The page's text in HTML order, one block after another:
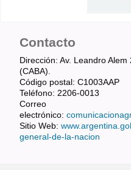
Contacto
Dirección: Av. Leandro
(CABA).
Código postal: C1003AAP
Teléfono: 2206-0013
Correo
electrónico:
Sitio Web:
general-de-la-nacion